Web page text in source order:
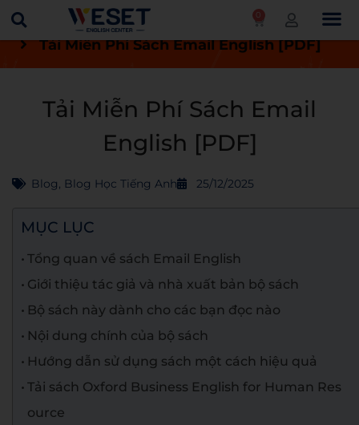
0
Trang chủ Blog
Blog học tiếng Anh
Tải Miễn Phí Sách Email English [PDF]
Tải Miễn Phí Sách Email
English [PDF]
Blog, Blog Học Tiếng Anh 25/12/2025
MỤC LỤC
Tổng quan về sách Email English
Giới thiệu tác giả và nhà xuất bản bộ sách
Bộ sách này dành cho các bạn đọc nào
Nội dung chính của bộ sách
Hướng dẫn sử dụng sách một cách hiệu quả
Tải sách Oxford Business English for Human Res
ource